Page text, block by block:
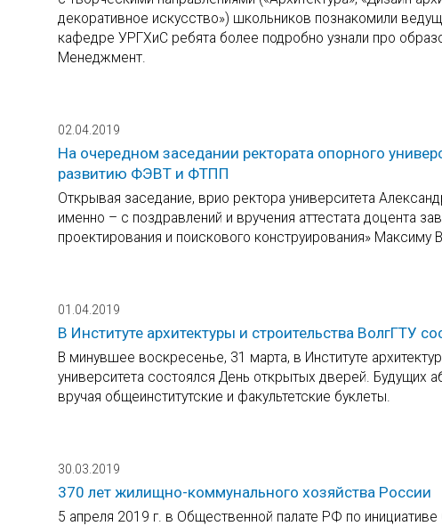
декоративное искусство») школьников познакомили
кафедре УРГХиС ребята более подробно узнали про
Менеджмент.
02.04.2019
На очередном заседании ректората опорного
развитию ФЭВТ и ФТПП
Открывая заседание, врио ректора университета
именно – с поздравлений и вручения аттестата доцента
проектирования и поискового конструирования» Максиму
01.04.2019
В Институте архитектуры и строительства ВолгГТУ
В минувшее воскресенье, 31 марта, в Институте
университета состоялся День открытых дверей. Будущих
вручая общеинститутские и факультетские буклеты.
30.03.2019
370 лет жилищно-коммунального хозяйства России
5 апреля 2019 г. в Общественной палате РФ по